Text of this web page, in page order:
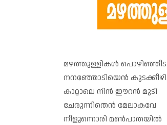
മഴത്തുള്ളികൾ
നനഞ്ഞോടിയെൻ
കാറ്റാലെ നിൻ ഈറൻ മുടി
ചേരുന്നിതെൻ മേലാകവേ
നീളുന്നൊരി മൺപാതയിൽ